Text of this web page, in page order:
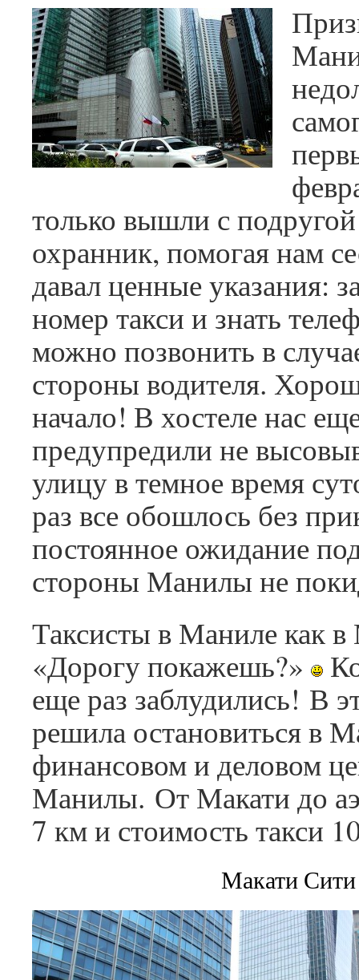
только вышли с
охранник, помогая нам
давал ценные указания:
номер такси и знать
можно позвонить в
стороны водителя.
начало! В хостеле нас
предупредили не
улицу в темное время
раз все обошлось без
постоянное ожидание
стороны Манилы не
Таксисты в Маниле как
«Дорогу покажешь?»
еще раз заблудились! В
решила остановиться в
финансовом и деловом
Манилы. От Макати до
7 км и стоимость такси
Макати Сити